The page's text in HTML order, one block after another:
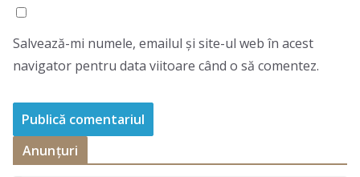
Salvează-mi numele, emailul și site-ul web în acest
navigator pentru data viitoare când o să comentez.
Anunțuri